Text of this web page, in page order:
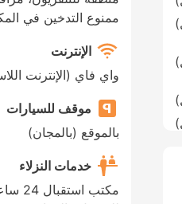
)
)
)
)
ممنوع التدخين في
الإنترنت
واي فاي (الإنترنت
موقف للسيارات
بالموقع (بالمجان)
خدمات النزلاء